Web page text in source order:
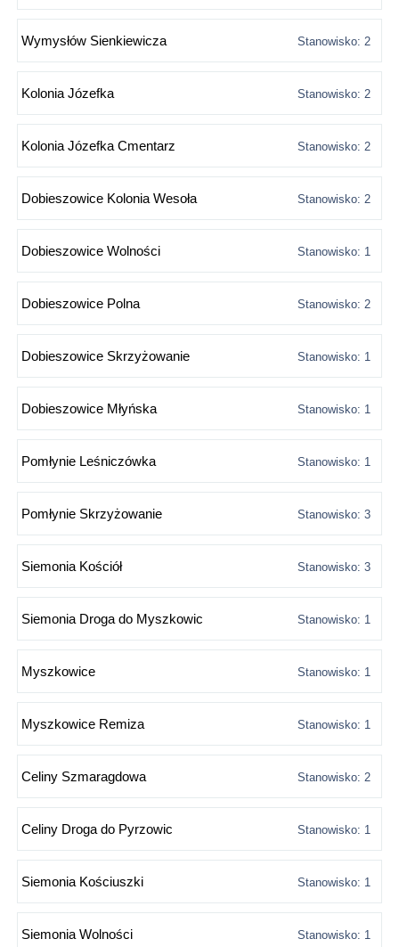
Wymysłów Sienkiewicza Stanowisko: 2
Kolonia Józefka Stanowisko: 2
Kolonia Józefka Cmentarz Stanowisko: 2
Dobieszowice Kolonia Wesoła Stanowisko: 2
Dobieszowice Wolności Stanowisko: 1
Dobieszowice Polna Stanowisko: 2
Dobieszowice Skrzyżowanie Stanowisko: 1
Dobieszowice Młyńska Stanowisko: 1
Pomłynie Leśniczówka Stanowisko: 1
Pomłynie Skrzyżowanie Stanowisko: 3
Siemonia Kościół Stanowisko: 3
Siemonia Droga do Myszkowic Stanowisko: 1
Myszkowice Stanowisko: 1
Myszkowice Remiza Stanowisko: 1
Celiny Szmaragdowa Stanowisko: 2
Celiny Droga do Pyrzowic Stanowisko: 1
Siemonia Kościuszki Stanowisko: 1
Siemonia Wolności Stanowisko: 1